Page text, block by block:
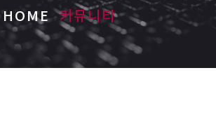
HOME 커뮤니티